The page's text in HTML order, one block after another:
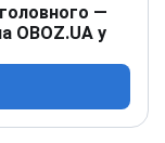
—
OBOZ.UA у